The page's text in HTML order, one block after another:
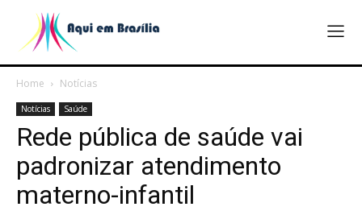
Home Notícias
Notícias Saúde
Rede pública de saúde vai
padronizar atendimento
materno-infantil